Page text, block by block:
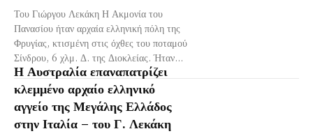
Του Γιώργου Λεκάκη Η Ακμονία του
Πανασίου ήταν αρχαία ελληνική πόλη της
Φρυγίας, κτισμένη στις όχθες του ποταμού
Σίνδρου, 6 χλμ. Δ. της Διοκλείας. Ήταν...
Η Αυστραλία επαναπατρίζει
κλεμμένο αρχαίο ελληνικό
αγγείο της Μεγάλης Ελλάδος
στην Ιταλία – του Γ. Λεκάκη